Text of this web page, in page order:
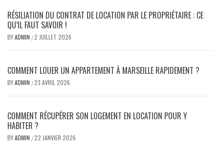
RÉSILIATION DU CONTRAT DE LOCATION PAR LE PROPRIÉTAIRE : CE
QU’IL FAUT SAVOIR !
BYADMIN /2 JUILLET 2026
COMMENT LOUER UN APPARTEMENT À MARSEILLE RAPIDEMENT ?
BYADMIN /23 AVRIL 2026
COMMENT RÉCUPÉRER SON LOGEMENT EN LOCATION POUR Y
HABITER ?
BYADMIN /22 JANVIER 2026